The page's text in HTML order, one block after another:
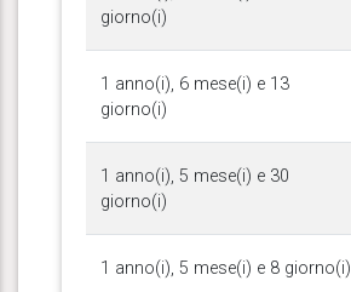
giorno(i)
1 anno(i), 6 mese(i) e 13
giorno(i)
1 anno(i), 5 mese(i) e 30
giorno(i)
1 anno(i), 5 mese(i) e 8 giorno(i)